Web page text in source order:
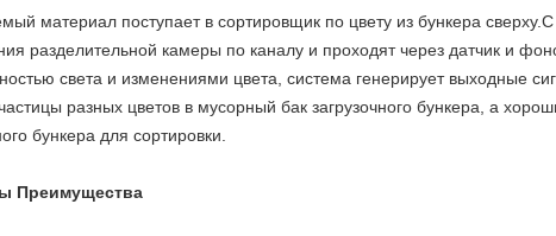
материал поступает в сортировщик по цвету из бункера
разделительной камеры по каналу и проходят через датчик и
света и изменениями цвета, система генерирует выходные
разных цветов в мусорный бак загрузочного бункера, а
бункера для сортировки.
Преимущества